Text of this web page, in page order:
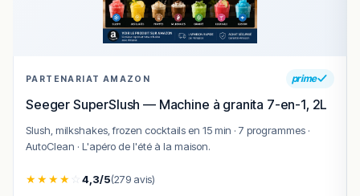
Conclusion
et généreuse, régulièrement saluée pour la qualité des
plats, le service attentionné et l’ambiance agréable.
Les menus variés, les mezzés à partager et les grillades
conviviale et gourmande.
PARTENARIAT AMAZON prime
Seeger SuperSlush — Machine à granita 7-en-1, 2L
Slush, milkshakes, frozen cocktails en 15 min · 7 programmes ·
AutoClean · L'apéro de l'été à la maison.
★★★★ 4,3/5(279 avis)